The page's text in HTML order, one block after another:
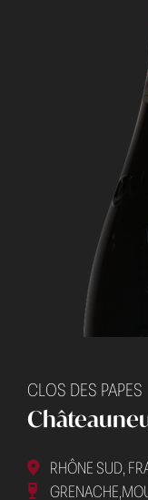
CLOS DES PAPES
RHÔNE SUD,